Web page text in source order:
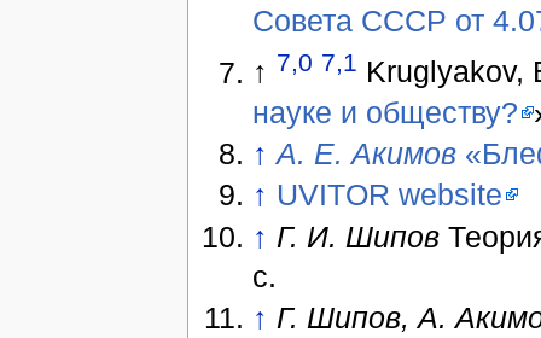
Совета СССР от
↑ 7,0 7,1 Kruglyakov,
науке и обществу?
↑ А. Е. Акимов
↑ UVITOR website
↑ Г. И. Шипов
с.
↑ Г. Шипов, А.